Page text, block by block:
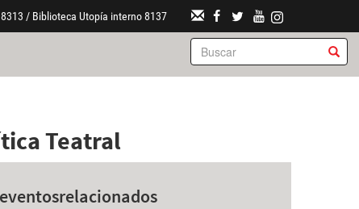
/ Biblioteca Utopía interno 8137
Teatral
eventosrelacionados